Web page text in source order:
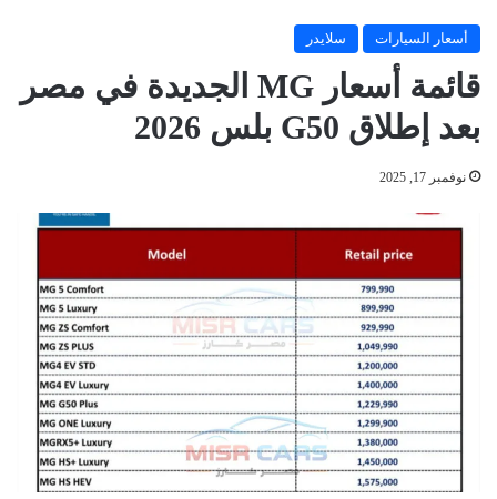
أسعار السيارات سلايدر
قائمة أسعار MG الجديدة في مصر
بعد إطلاق G50 بلس 2026
نوفمبر 17, 2025